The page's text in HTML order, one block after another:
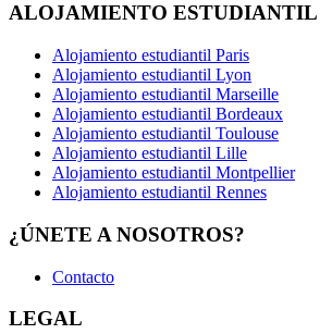
ALOJAMIENTO ESTUDIANTIL
Alojamiento estudiantil Paris
Alojamiento estudiantil Lyon
Alojamiento estudiantil Marseille
Alojamiento estudiantil Bordeaux
Alojamiento estudiantil Toulouse
Alojamiento estudiantil Lille
Alojamiento estudiantil Montpellier
Alojamiento estudiantil Rennes
¿ÚNETE A NOSOTROS?
Contacto
LEGAL